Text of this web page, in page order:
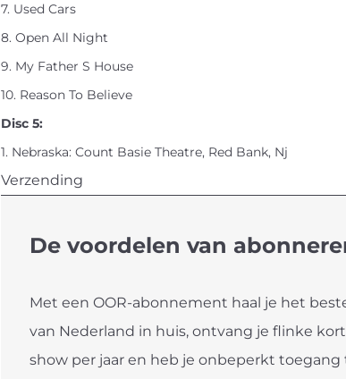
7. Used Cars
8. Open All Night
9. My Father S House
10. Reason To Believe
Disc 5:
1. Nebraska: Count Basie Theatre, Red Bank, Nj
Verzending
De voordelen van
Met een OOR-abonnement haal je het
van Nederland in huis, ontvang je flinke
show per jaar en heb je onbeperkt